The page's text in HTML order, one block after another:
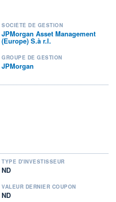
SOCIÉTÉ DE GESTION
JPMorgan Asset Management
(Europe) S.à r.l.
GROUPE DE GESTION
JPMorgan
TYPE D'INVESTISSEUR
ND
VALEUR DERNIER COUPON
ND